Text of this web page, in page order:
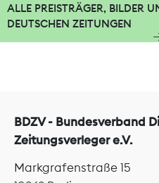
ALLE PREISTRÄGER, BILDER
DEUTSCHEN ZEITUNGEN
BDZV - Bundesverband
Zeitungsverleger e.V.
Markgrafenstraße 15